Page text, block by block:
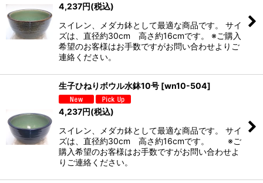
4,237円(税込)
スイレン、メダカ鉢として最適な商品です。 サイ
ズは、直径約30cm 高さ約16cmです。 ※ご購入
希望のお客様はお手数ですがお問い合わせよりご
連絡ください。
生子ひねりボウル水鉢10号 [wn10-504]
4,237円(税込)
スイレン、メダカ鉢として最適な商品です。 サイ
ズは、直径約30cm 高さ約16cmです。 ※ご
購入希望のお客様はお手数ですがお問い合わせよ
りご連絡ください。